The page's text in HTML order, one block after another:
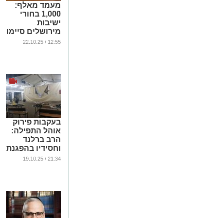
מעמד מאלף:
1,000 בחורי
ישיבות
מירושלים סיימו
מסכתות | צפו
12:55 / 22.10.25
בעקבות פירוק
אוהל התפילה:
הרב ברלנד
וחסידיו בהפגנת
ענק מול עיריית
21:34 / 19.10.25